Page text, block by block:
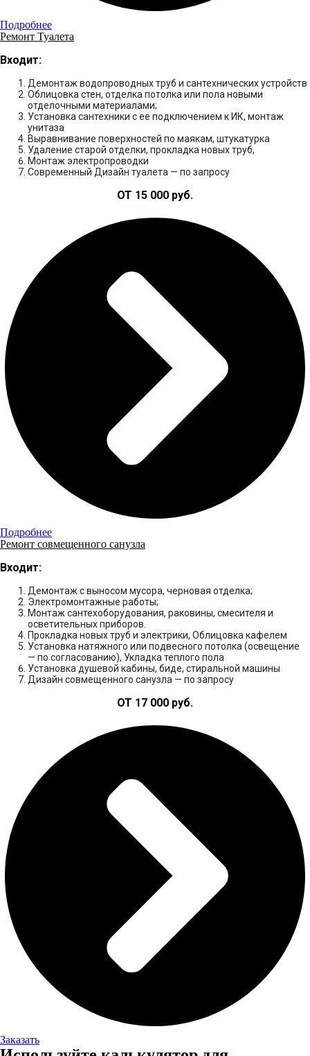
Подробнее
Ремонт Туалета
Входит:
Демонтаж водопроводных труб и сантехнических устройств
Облицовка стен, отделка потолка или пола новыми
отделочными материалами;
Установка сантехники с ее подключением к ИК, монтаж
унитаза
Выравнивание поверхностей по маякам, штукатурка
Удаление старой отделки, прокладка новых труб,
Монтаж электропроводки
Современный Дизайн туалета — по запросу
ОТ 15 000 руб.
Подробнее
Ремонт совмещенного санузла
Входит:
Демонтаж с выносом мусора, черновая отделка;
Электромонтажные работы;
Монтаж сантехоборудования, раковины, смесителя и
осветительных приборов.
Прокладка новых труб и электрики, Облицовка кафелем
Установка натяжного или подвесного потолка (освещение
— по согласованию), Укладка теплого пола
Установка душевой кабины, биде, стиральной машины
Дизайн совмещенного санузла — по запросу
ОТ 17 000 руб.
Заказать